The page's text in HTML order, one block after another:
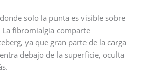
solo la punta es visible sobre
La fibromialgia comparte
ya que gran parte de la carga
debajo de la superficie, oculta